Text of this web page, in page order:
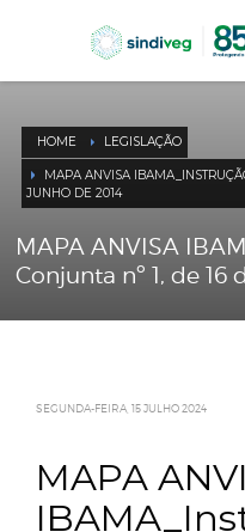
HOME LEGISLAÇÃO
MAPA ANVISA
MAPA ANVISA
Conjunta nº 1,
SEGUNDA-FEIRA, 15 JULHO 2024